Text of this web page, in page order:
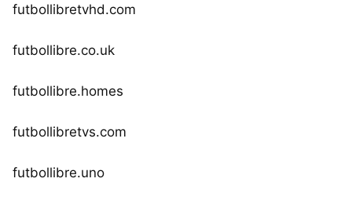
futbollibretvhd.com
futbollibre.co.uk
futbollibre.homes
futbollibretvs.com
futbollibre.uno